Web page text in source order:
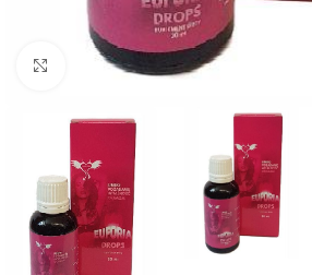
Click to enlarge